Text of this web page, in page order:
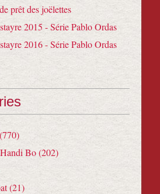
prêt des joëlettes
2015 - Série Pablo Ordas
2016 - Série Pablo Ordas
Bo (202)
(21)